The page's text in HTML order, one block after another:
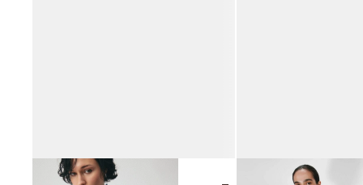
БЛУЗА ИЗ ЛИОЦЕЛЛА БЛУЗА-КИМОНО ИЗ